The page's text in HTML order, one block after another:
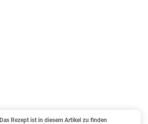
Das Rezept ist in diesem Artikel zu finden